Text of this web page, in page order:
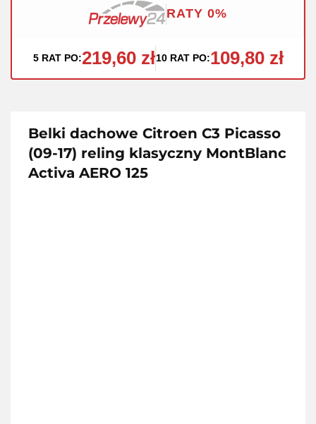
RATY 0%
5 RAT PO:219,60 zł10 RAT PO:109,80 zł
Belki dachowe Citroen C3 Picasso
(09-17) reling klasyczny MontBlanc
Activa AERO 125